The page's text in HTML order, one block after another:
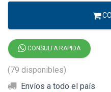
CONSULTA RAPIDA
(79 disponibles)
Envíos a todo el país